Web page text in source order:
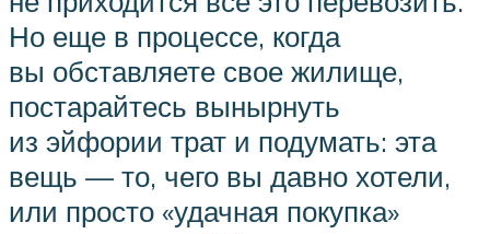
Но еще в процессе, когда
вы обставляете свое жилище,
постарайтесь вынырнуть
из эйфории трат и подумать: эта
вещь — то, чего вы давно хотели,
или просто «удачная покупка»